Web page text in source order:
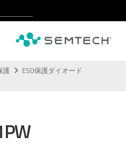
護
ESD保護ダイオード